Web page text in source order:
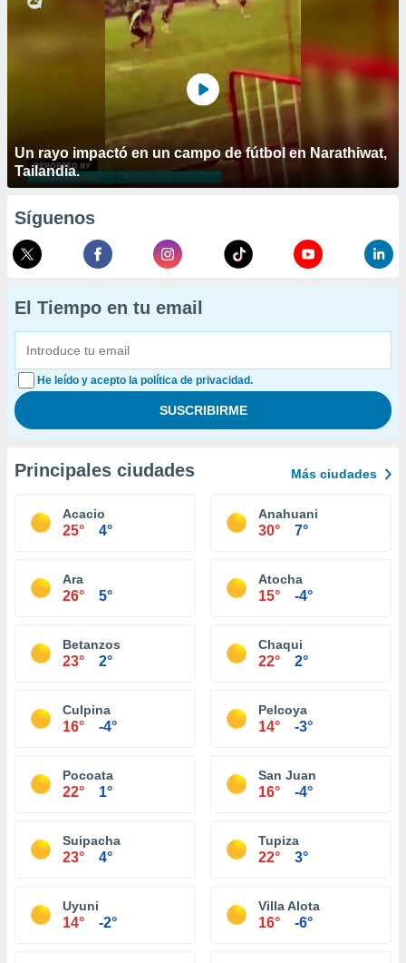
Un rayo impactó en un campo de fútbol en Narathiwat,
Tailandia.
Síguenos
El Tiempo en tu email
He leído y acepto la política de privacidad.
Principales ciudades Más ciudades
Acacio
25° 4°
Anahuani
30° 7°
Ara
26° 5°
Atocha
15° -4°
Betanzos
23° 2°
Chaqui
22° 2°
Culpina
16° -4°
Pelcoya
14° -3°
Pocoata
22° 1°
San Juan
16° -4°
Suipacha
23° 4°
Tupiza
22° 3°
Uyuni
14° -2°
Villa Alota
16° -6°